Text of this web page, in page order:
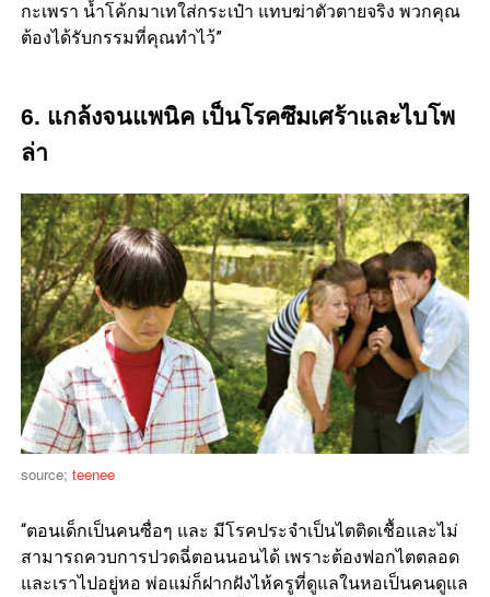
กะเพรา น้ำโค้กมาเทใส่กระเป๋า แทบฆ่าตัวตายจริง พวกคุณ
ต้องได้รับกรรมที่คุณทำไว้”
6. แกล้งจนแพนิค เป็นโรคซึมเศร้าและไบโพ
ล่า
source; teenee
“ตอนเด็กเป็นคนซื่อๆ และ มีโรคประจำเป็นไตติดเชื้อและไม่
สามารถควบการปวดฉี่ตอนนอนได้ เพราะต้องฟอกไตตลอด
และเราไปอยู่หอ พ่อแม่ก็ฝากฝังไห้ครูที่ดูแลในหอเป็นคนดูแล